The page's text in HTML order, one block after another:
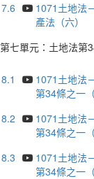
7.6
1071土地法
產法（六）
第七單元：土地法第
8.1
1071土地法
第34條之一（
8.2
1071土地法
第34條之一（
8.3
1071土地法
第34條之一（